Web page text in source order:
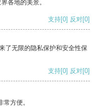
各地的美景。
支持[0] 反对[0]
了无限的隐私保护和安全性保
支持[0] 反对[0]
方便。